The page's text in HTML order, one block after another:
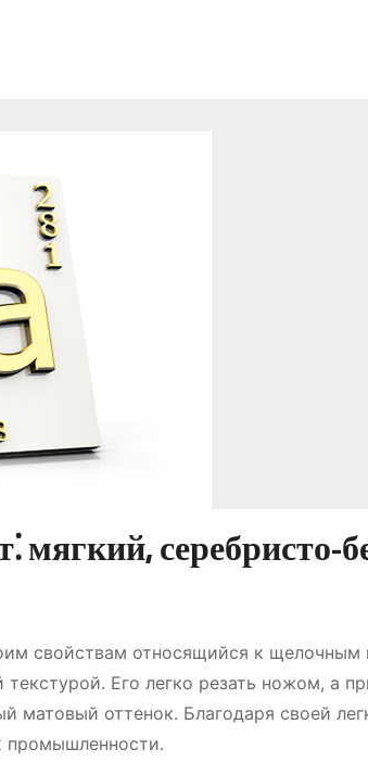
мягкий, серебристо-
свойствам относящийся к щелочным
Его легко резать ножом, а
матовый оттенок․ Благодаря своей
промышленности․